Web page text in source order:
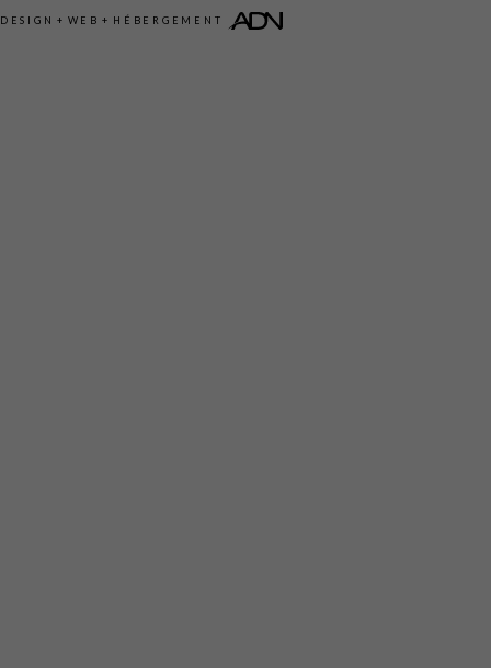
DESIGN + WEB + HÉBERGEMENT